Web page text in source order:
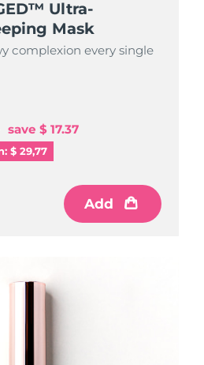
Ultra-
Mask
complexion every single
save $ 17.37
$ 29,77
Add